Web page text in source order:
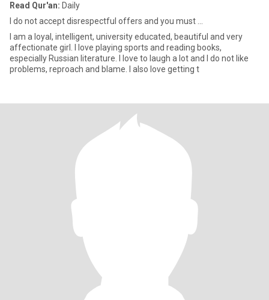
Read Qur'an: Daily
I do not accept disrespectful offers and you must ...
I am a loyal, intelligent, university educated, beautiful and very
affectionate girl. I love playing sports and reading books,
especially Russian literature. I love to laugh a lot and I do not like
problems, reproach and blame. I also love getting t